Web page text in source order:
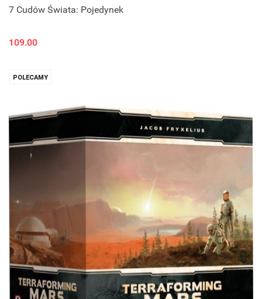
7 Cudów Świata: Pojedynek
109.00
POLECAMY